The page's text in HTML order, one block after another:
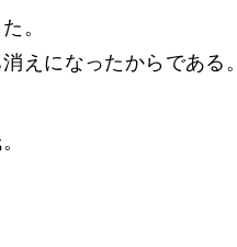
。
えになったからである。